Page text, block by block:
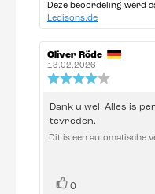
Deze beoordeling werd
Ledisons.de
Auteur
van
deze
Oliver Röde
13.02.2026
uit
Beoordelingstekst:
Dank u wel. Alles is
tevreden.
Dit is een automatische
Stem
0